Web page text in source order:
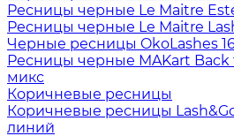
Ресницы черные Le Maitre
Ресницы черные Le Maitre
Черные ресницы OkoLashes
Ресницы черные MAKart Back
микс
Коричневые ресницы
Коричневые ресницы
линий